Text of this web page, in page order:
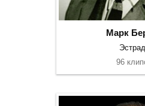
Марк
96